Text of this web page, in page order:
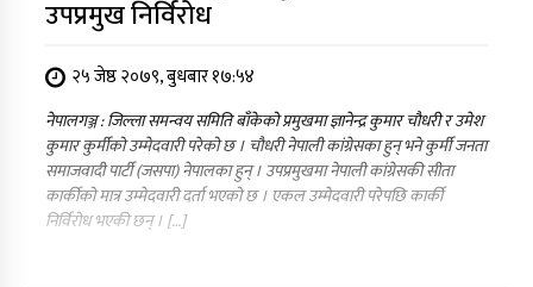
उपप्रमुख निर्विरोध
२५ जेष्ठ २०७९, बुधबार १७:५४
नेपालगञ्ज : जिल्ला समन्वय समिति बाँकेको प्रमुखमा ज्ञानेन्द्र कुमार चौधरी र उमेश
कुमार कुर्मीको उम्मेदवारी परेको छ । चौधरी नेपाली कांग्रेसका हुन् भने कुर्मी जनता
समाजवादी पार्टी (जसपा) नेपालका हुन् । उपप्रमुखमा नेपाली कांग्रेसकी सीता
कार्कीको मात्र उम्मेदवारी दर्ता भएको छ । एकल उम्मेदवारी परेपछि कार्की
निर्विरोध भएकी छन् । […]